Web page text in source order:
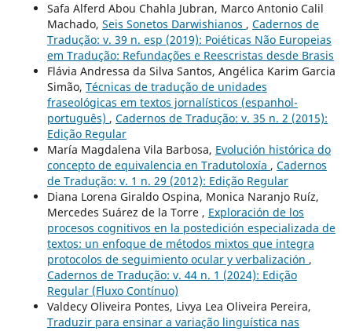
Safa Alferd Abou Chahla Jubran, Marco Antonio Calil
Machado, Seis Sonetos Darwishianos , Cadernos de
Tradução: v. 39 n. esp (2019): Poiéticas Não Europeias
em Tradução: Refundações e Reescristas desde Brasis
Flávia Andressa da Silva Santos, Angélica Karim Garcia
Simão, Técnicas de tradução de unidades
fraseológicas em textos jornalísticos (espanhol-
português) , Cadernos de Tradução: v. 35 n. 2 (2015):
Edição Regular
María Magdalena Vila Barbosa, Evolución histórica do
concepto de equivalencia en Tradutoloxía , Cadernos
de Tradução: v. 1 n. 29 (2012): Edição Regular
Diana Lorena Giraldo Ospina, Monica Naranjo Ruíz,
Mercedes Suárez de la Torre , Exploración de los
procesos cognitivos en la postedición especializada de
textos: un enfoque de métodos mixtos que integra
protocolos de seguimiento ocular y verbalización ,
Cadernos de Tradução: v. 44 n. 1 (2024): Edição
Regular (Fluxo Contínuo)
Valdecy Oliveira Pontes, Livya Lea Oliveira Pereira,
Traduzir para ensinar a variação linguística nas